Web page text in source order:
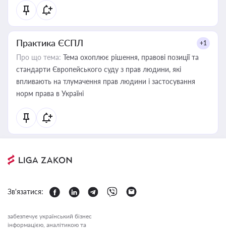
Практика ЄСПЛ +1
Про що тема: Тема охоплює рішення, правові позиції та
стандарти Європейського суду з прав людини, які
впливають на тлумачення прав людини і застосування
норм права в Україні
Зв'язатися:
забезпечує український бізнес
інформацією, аналітикою та